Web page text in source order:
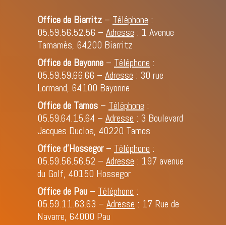
Office de Biarritz – Téléphone :
05.59.56.52.56 – Adresse : 1 Avenue
Tamamès, 64200 Biarritz
Office de Bayonne – Téléphone :
05.59.59.66.66 – Adresse : 30 rue
Lormand, 64100 Bayonne
Office de Tarnos – Téléphone :
05.59.64.15.64 – Adresse : 3 Boulevard
Jacques Duclos, 40220 Tarnos
Office d’Hossegor– Téléphone :
05.59.56.56.52 – Adresse : 197 avenue
du Golf, 40150 Hossegor
Office de Pau – Téléphone :
05.59.11.63.63 – Adresse : 17 Rue de
Navarre, 64000 Pau